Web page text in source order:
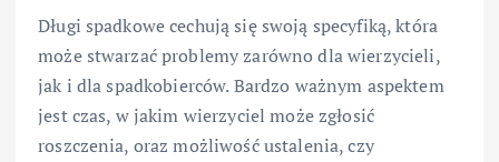
Długi spadkowe cechują się swoją specyfiką, która
może stwarzać problemy zarówno dla wierzycieli,
jak i dla spadkobierców. Bardzo ważnym aspektem
jest czas, w jakim wierzyciel może zgłosić
roszczenia, oraz możliwość ustalenia, czy